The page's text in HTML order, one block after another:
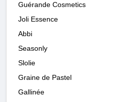
Guérande Cosmetics
Joli Essence
Abbi
Seasonly
Slolie
Graine de Pastel
Gallinée